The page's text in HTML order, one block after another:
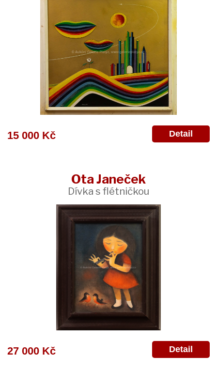
15 000 Kč Detail
Ota Janeček
Dívka s flétničkou
27 000 Kč Detail